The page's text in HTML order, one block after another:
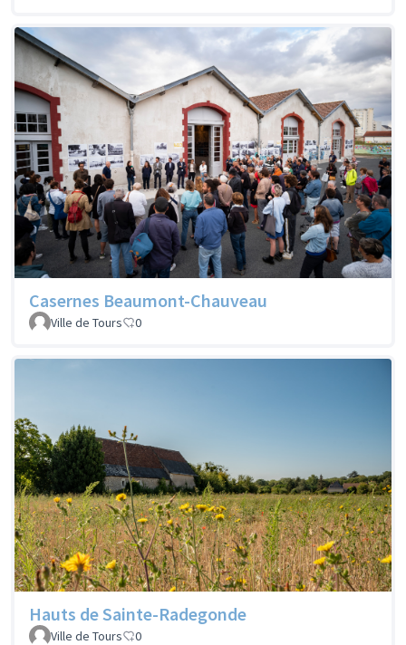
Casernes Beaumont-Chauveau
Ville de Tours 0
Hauts de Sainte-Radegonde
Ville de Tours 0